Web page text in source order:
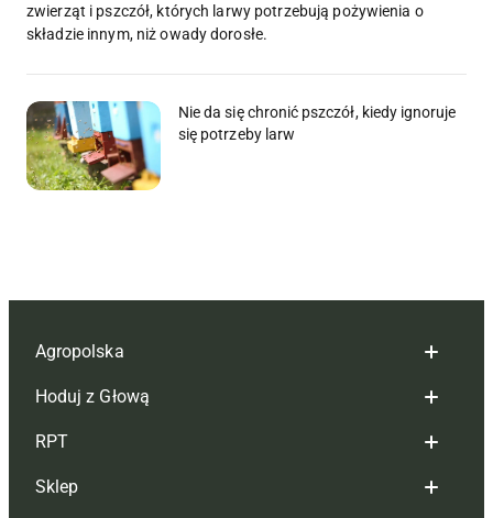
zwierząt i pszczół, których larwy potrzebują pożywienia o
składzie innym, niż owady dorosłe.
Nie da się chronić pszczół, kiedy ignoruje
się potrzeby larw
Agropolska
Redakcja
Reklama
Tagi
Hoduj z Głową
Hoduj z głową bydło
Hoduj z głową świnie
RPT
Redakcja
Sklep